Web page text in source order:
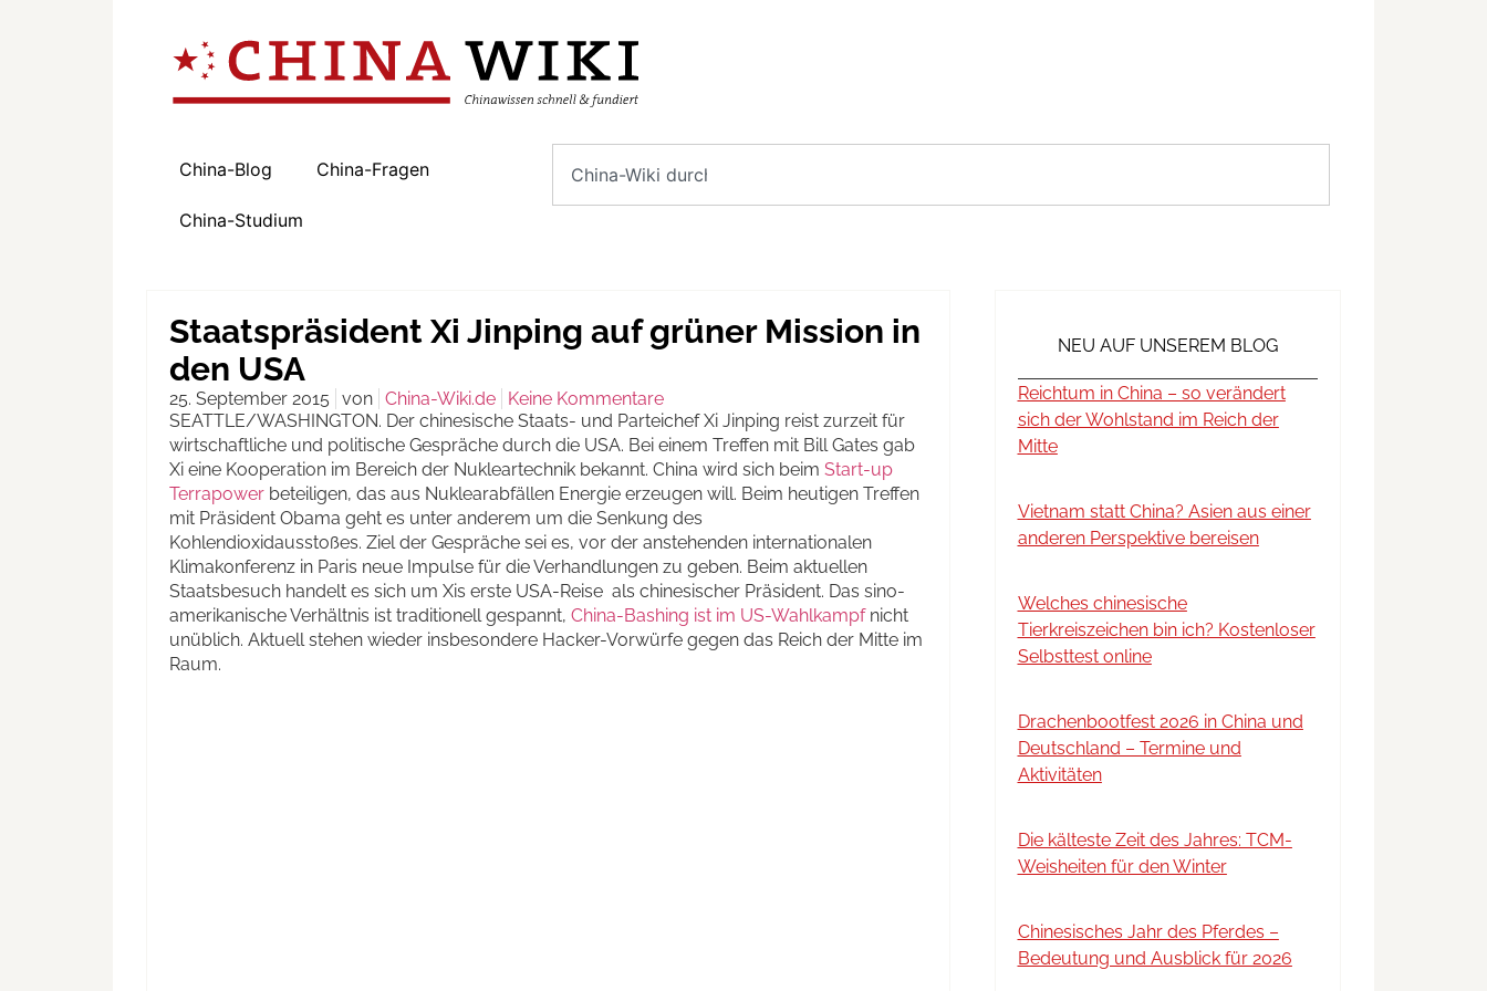
China-Blog China-Fragen
China-Studium
Staatspräsident Xi Jinping auf grüner Mission in
den USA
25. September 2015 von China-Wiki.de
Keine Kommentare
SEATTLE/WASHINGTON. Der chinesische Staats- und Parteichef Xi Jinping reist zurzeit für
wirtschaftliche und politische Gespräche durch die USA. Bei einem Treffen mit Bill Gates gab
Xi eine Kooperation im Bereich der Nukleartechnik bekannt. China wird sich beim Start-up
Terrapower beteiligen, das aus Nuklearabfällen Energie erzeugen will. Beim heutigen Treffen
mit Präsident Obama geht es unter anderem um die Senkung des
Kohlendioxidausstoßes. Ziel der Gespräche sei es, vor der anstehenden internationalen
Klimakonferenz in Paris neue Impulse für die Verhandlungen zu geben. Beim aktuellen
Staatsbesuch handelt es sich um Xis erste USA-Reise als chinesischer Präsident. Das sino-
amerikanische Verhältnis ist traditionell gespannt, China-Bashing ist im US-Wahlkampfnicht
unüblich. Aktuell stehen wieder insbesondere Hacker-Vorwürfe gegen das Reich der Mitte im
Raum.
NEU AUF UNSEREM BLOG
Reichtum in China – so verändert
sich der Wohlstand im Reich der
Mitte
Vietnam statt China? Asien aus einer
anderen Perspektive bereisen
Welches chinesische
Tierkreiszeichen bin ich? Kostenloser
Selbsttest online
Drachenbootfest 2026 in China und
Deutschland – Termine und
Aktivitäten
Die kälteste Zeit des Jahres: TCM-
Weisheiten für den Winter
Chinesisches Jahr des Pferdes –
Bedeutung und Ausblick für 2026